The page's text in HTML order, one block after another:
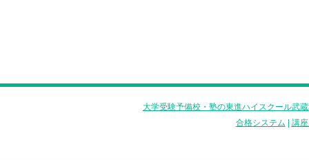
大学受験予備校・塾の東進ハイスクール武
合格システム
講